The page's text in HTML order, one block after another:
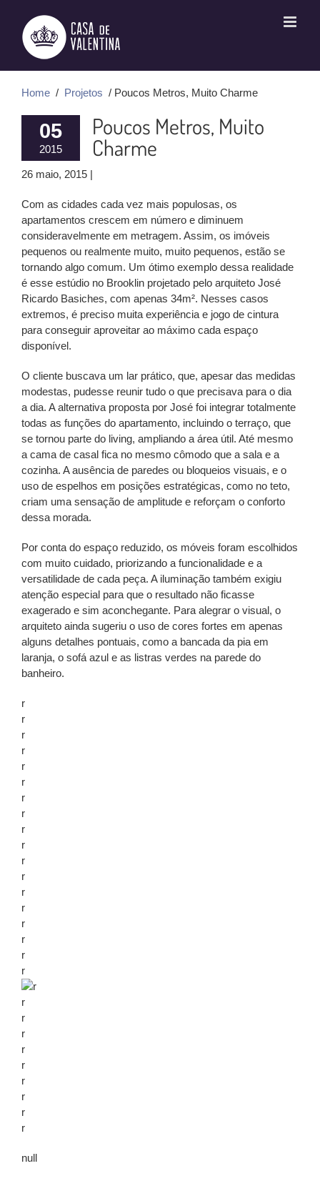
conteúdo
Home / Projetos / Poucos Metros, Muito Charme
05
2015
Poucos Metros, Muito
Charme
26 maio, 2015 |
Com as cidades cada vez mais populosas, os
apartamentos crescem em número e diminuem
consideravelmente em metragem. Assim, os imóveis
pequenos ou realmente muito, muito pequenos, estão se
tornando algo comum. Um ótimo exemplo dessa realidade
é esse estúdio no Brooklin projetado pelo arquiteto José
Ricardo Basiches, com apenas 34m². Nesses casos
extremos, é preciso muita experiência e jogo de cintura
para conseguir aproveitar ao máximo cada espaço
disponível.
O cliente buscava um lar prático, que, apesar das medidas
modestas, pudesse reunir tudo o que precisava para o dia
a dia. A alternativa proposta por José foi integrar totalmente
todas as funções do apartamento, incluindo o terraço, que
se tornou parte do living, ampliando a área útil. Até mesmo
a cama de casal fica no mesmo cômodo que a sala e a
cozinha. A ausência de paredes ou bloqueios visuais, e o
uso de espelhos em posições estratégicas, como no teto,
criam uma sensação de amplitude e reforçam o conforto
dessa morada.
Por conta do espaço reduzido, os móveis foram escolhidos
com muito cuidado, priorizando a funcionalidade e a
versatilidade de cada peça. A iluminação também exigiu
atenção especial para que o resultado não ficasse
exagerado e sim aconchegante. Para alegrar o visual, o
arquiteto ainda sugeriu o uso de cores fortes em apenas
alguns detalhes pontuais, como a bancada da pia em
laranja, o sofá azul e as listras verdes na parede do
banheiro.
r
r
r
r
r
r
r
r
r
r
r
r
r
r
r
r
r
r
r
r
r
r
r
r
r
r
r
r
null